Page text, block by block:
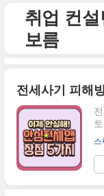
취업 컨설
보름
전세사기 피해
스